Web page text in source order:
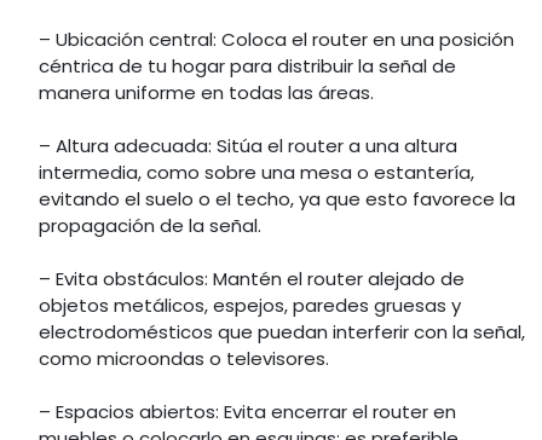
– Ubicación central: Coloca el router en una posición
céntrica de tu hogar para distribuir la señal de
manera uniforme en todas las áreas.
– Altura adecuada: Sitúa el router a una altura
intermedia, como sobre una mesa o estantería,
evitando el suelo o el techo, ya que esto favorece la
propagación de la señal.
– Evita obstáculos: Mantén el router alejado de
objetos metálicos, espejos, paredes gruesas y
electrodomésticos que puedan interferir con la señal,
como microondas o televisores.
– Espacios abiertos: Evita encerrar el router en